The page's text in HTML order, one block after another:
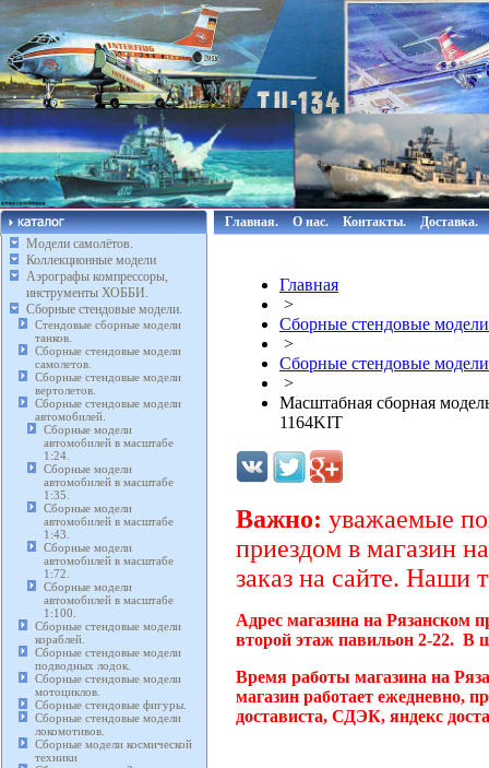
Модели самолётов.
Коллекционные модели
Аэрографы компрессоры,
инструменты ХОББИ.
Сборные стендовые модели.
Стендовые сборные модели
танков.
Сборные стендовые модели
самолетов.
Сборные стендовые модели
вертолетов.
Сборные стендовые модели
автомобилей.
Сборные модели
автомобилей в масштабе
1:24.
Сборные модели
автомобилей в масштабе
1:35.
Сборные модели
автомобилей в масштабе
1:43.
Сборные модели
автомобилей в масштабе
1:72.
Сборные модели
автомобилей в масштабе
1:100.
Сборные стендовые модели
кораблей.
Сборные стендовые модели
подводных лодок.
Сборные стендовые модели
мотоциклов.
Сборные стендовые фигуры.
Сборные стендовые модели
локомотивов.
Сборные модели космической
техники
Главная. О нас. Контакты. Доставка.
Главная
>
Сборные стендовые
>
Сборные стендовые
>
Масштабная сборная
1164KIT
Важно: уважаемые
приездом в магазин
заказ на сайте. Наши
Адрес магазина на Рязанском
второй этаж павильон 2-22. В
Время работы магазина на
магазин работает ежедневно,
достависта, СДЭК, яндекс